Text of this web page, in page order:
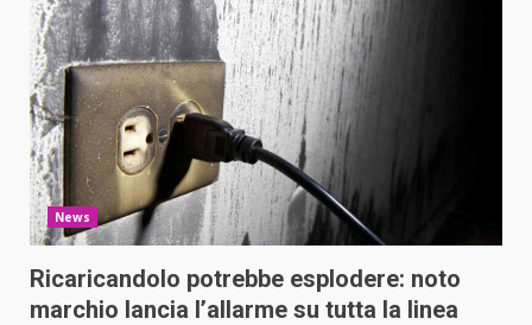
News
Ricaricandolo potrebbe esplodere: noto
marchio lancia l’allarme su tutta la linea